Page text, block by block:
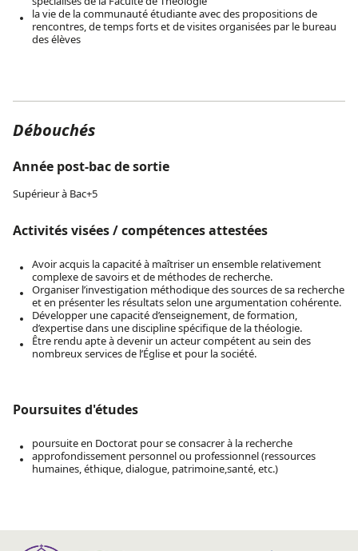
la vie de la communauté étudiante avec des propositions de
rencontres, de temps forts et de visites organisées par le bureau
des élèves
Débouchés
Année post-bac de sortie
Supérieur à Bac+5
Activités visées / compétences attestées
Avoir acquis la capacité à maîtriser un ensemble relativement
complexe de savoirs et de méthodes de recherche.
Organiser l’investigation méthodique des sources de sa recherche
et en présenter les résultats selon une argumentation cohérente.
Développer une capacité d’enseignement, de formation,
d’expertise dans une discipline spécifique de la théologie.
Être rendu apte à devenir un acteur compétent au sein des
nombreux services de l’Église et pour la société.
Poursuites d'études
poursuite en Doctorat pour se consacrer à la recherche
approfondissement personnel ou professionnel (ressources
humaines, éthique, dialogue, patrimoine,santé, etc.)